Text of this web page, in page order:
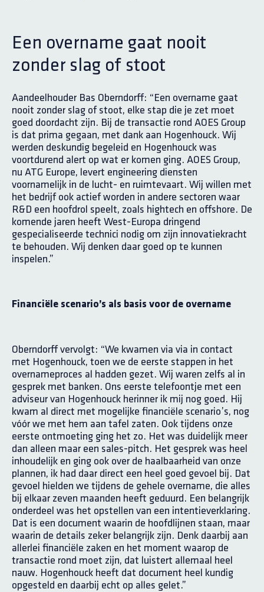
Een overname gaat nooit
zonder slag of stoot
Aandeelhouder Bas Oberndorff: “Een overname gaat
nooit zonder slag of stoot, elke stap die je zet moet
goed doordacht zijn. Bij de transactie rond AOES Group
is dat prima gegaan, met dank aan Hogenhouck. Wij
werden deskundig begeleid en Hogenhouck was
voortdurend alert op wat er komen ging. AOES Group,
nu ATG Europe, levert engineering diensten
voornamelijk in de lucht- en ruimtevaart. Wij willen met
het bedrijf ook actief worden in andere sectoren waar
R&D een hoofdrol speelt, zoals hightech en offshore. De
komende jaren heeft West-Europa dringend
gespecialiseerde technici nodig om zijn innovatiekracht
te behouden. Wij denken daar goed op te kunnen
inspelen.”
Financiële scenario’s als basis voor de overname
Oberndorff vervolgt: “We kwamen via via in contact
met Hogenhouck, toen we de eerste stappen in het
overnameproces al hadden gezet. Wij waren zelfs al in
gesprek met banken. Ons eerste telefoontje met een
adviseur van Hogenhouck herinner ik mij nog goed. Hij
kwam al direct met mogelijke financiële scenario’s, nog
vóór we met hem aan tafel zaten. Ook tijdens onze
eerste ontmoeting ging het zo. Het was duidelijk meer
dan alleen maar een sales-pitch. Het gesprek was heel
inhoudelijk en ging ook over de haalbaarheid van onze
plannen, ik had daar direct een heel goed gevoel bij. Dat
gevoel hielden we tijdens de gehele overname, die alles
bij elkaar zeven maanden heeft geduurd. Een belangrijk
onderdeel was het opstellen van een intentieverklaring.
Dat is een document waarin de hoofdlijnen staan, maar
waarin de details zeker belangrijk zijn. Denk daarbij aan
allerlei financiële zaken en het moment waarop de
transactie rond moet zijn, dat luistert allemaal heel
nauw. Hogenhouck heeft dat document heel kundig
opgesteld en daarbij echt op alles gelet.”